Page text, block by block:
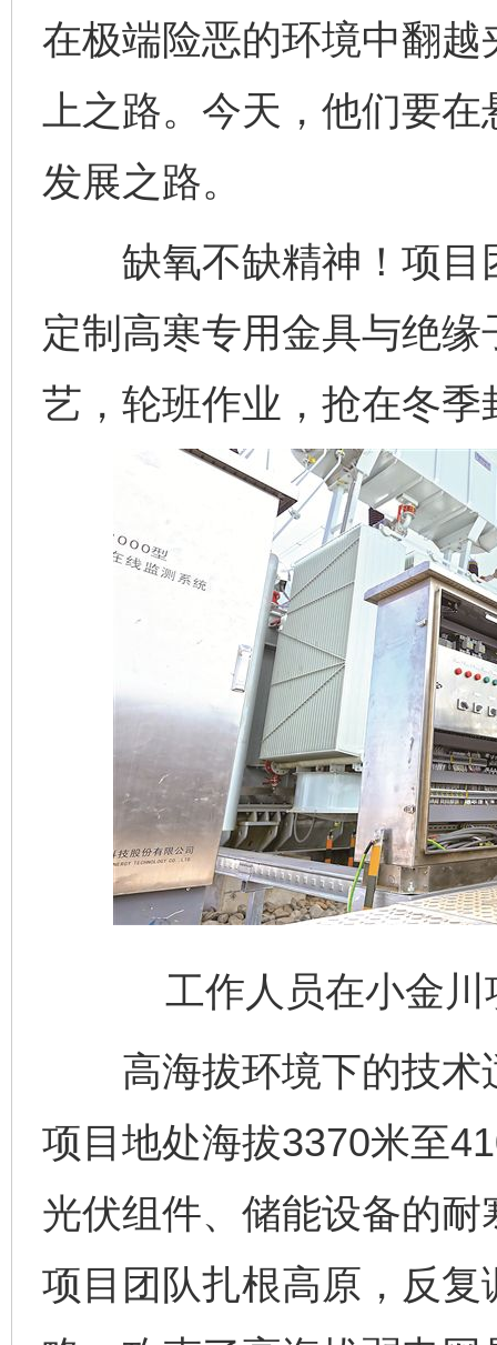
在极端险恶的环境中翻
上之路。今天，他们要
发展之路。
缺氧不缺精神！项目
定制高寒专用金具与绝
艺，轮班作业，抢在冬
工作人员在小金
高海拔环境下的技术
项目地处海拔3370米至
光伏组件、储能设备的
项目团队扎根高原，反